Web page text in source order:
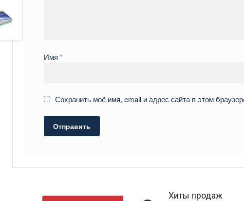
Имя*
Сохранить моё имя, email и адрес сайта в этом
Хиты продаж